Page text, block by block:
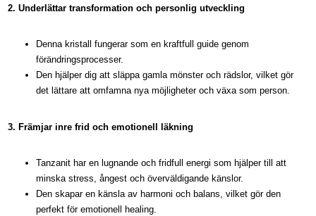
2. Underlättar transformation och personlig utveckling
Denna kristall fungerar som en kraftfull guide genom
förändringsprocesser.
Den hjälper dig att släppa gamla mönster och rädslor, vilket gör
det lättare att omfamna nya möjligheter och växa som person.
3. Främjar inre frid och emotionell läkning
Tanzanit har en lugnande och fridfull energi som hjälper till att
minska stress, ångest och överväldigande känslor.
Den skapar en känsla av harmoni och balans, vilket gör den
perfekt för emotionell healing.